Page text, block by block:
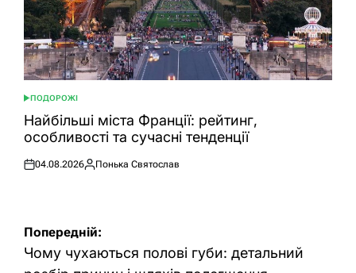
ОПУБЛІКУВАТИ
У
ПОДОРОЖІ
Найбільші міста Франції: рейтинг,
особливості та сучасні тенденції
Оприлюднено
04.08.2026
Опубліковано
Понька Святослав
Навігація
записів
Попередній:
Чому чухаються полові губи: детальний